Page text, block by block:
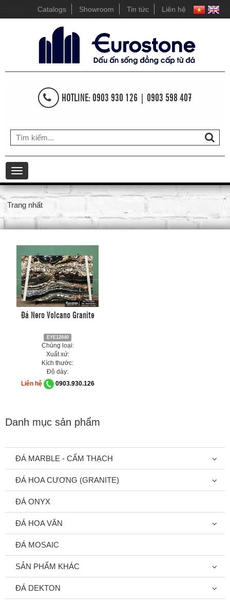
Catalogs Showroom Tin tức Liên hệ
HOTLINE: 0903 930 126 | 0903 598 407
Toggle
navigation
Trang nhất
Đá Nero Volcano Granite
EYE12040
Chủng loại:
Xuất xứ:
Kích thước:
Độ dày:
Liên hệ
0903.930.126
Danh mục sản phẩm
ĐÁ MARBLE - CẨM THẠCH
ĐÁ HOA CƯƠNG (GRANITE)
ĐÁ ONYX
ĐÁ HOA VĂN
ĐÁ MOSAIC
SẢN PHẨM KHÁC
ĐÁ DEKTON